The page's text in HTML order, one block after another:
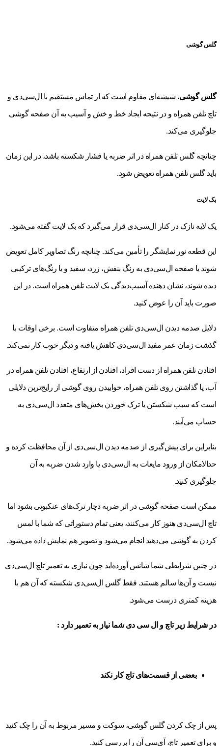
گلس گوشی
گلس گوشی، شیشه‌ای مقاوم است که از تماس مستقیم با ال‌سی‌دی و
تاچ تلفن همراه و در نتیجه ایجاد خط و خش و آسیب به آن صفحه گوشی
جلوگیری می‌کند.
چنانچه گلس تلفن همراه در اثر ضربه یا فشار شکسته باشد، در این زمان
باید گلس تلفن همراه تعویض شود.
بک لایت
یک لایه نازک در کنار ال‌سی‌دی قرار می‌گیرد که بک لایت گفته می‌شود.
این قطعه نور نمایشگر را تأمین می‌کند. چنانچه رنگ تصاویر کامل تعویض
شوند یا صفحه ال‌سی‌دی به رنگ بنفش، زرد، سفید و یا رنگ‌های ترکیبی
دیده شوند، نشان دهنده آسیب‌دیدگی بک لایت تلفن همراه است. در این
صورت باید آن را عوض کنید.
دلایل صدمه دیدن ال‌سی‌دی تلفن همراه متفاوت است. برخی اوقات با
گذشت زمان عمر مفید ال‌سی‌دی کاهش یافته و دیگر خوب کار نمی‌کند.
افتادن تلفن همراه از دست افراد، افتادن از ارتفاع، افتادن تلفن همراه در
آب، پا گذاشتن روی تلفن همراه، خوابیدن روی گوشی از رایج‌ترین دلایلی
است که سبب شکستن یا ترک خوردن بخش‌های متعدد ال‌سی‌دی به
حساب می‌آیند.
بنابراین برای پیش‌گیری از صدمه دیدن ال‌سی‌دی از آن محافظت کرده و
حدالامکان از ورود مایعات به ال‌سی‌دی یا وارد شدن ضربه به آن
جلوگیری کنید.
ممکن است صفحه گوشی در اثر ضربه دچار ترک‌های عنکبوتی بشود اما
تاچ ال‌سی‌دی هنوز کار می‌کنند، یعنی تمام دستوراتی که شما با لمس
کردن به گوشی می‌دهید انجام می‌شود و تصویر هم نمایش داده می‌شود.
در چنین شرایطی شما شانس آورده‌اید چون نیازی به تعمیر تاچ ال‌سی‌دی
نیست و آن‌ها سالم هستند. فقط گلس ال‌سی‌دی شکسته که آن هم با
هزینه کمتری درست می‌شود.
در شرایط زیر تاچ و ال سی دی شما نیاز به تعمیر دارد :
بعضی از قسمت‌های تاچ کار نکند
پس از چک کردن گلس گوشی، سوکت و مسیر مربوط به آن را چک کنید
و برای تعمیر تاچ، آی‌سی آن را بررسی کنید.